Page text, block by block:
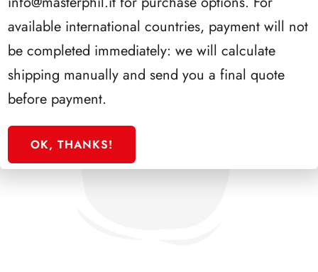
available international countries, payment will not
be completed immediately: we will calculate
shipping manually and send you a final quote
before payment.
OK, THANKS!